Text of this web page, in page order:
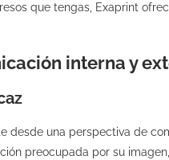
que tengas, Exaprint
interna y
desde una perspectiva de
preocupada por su